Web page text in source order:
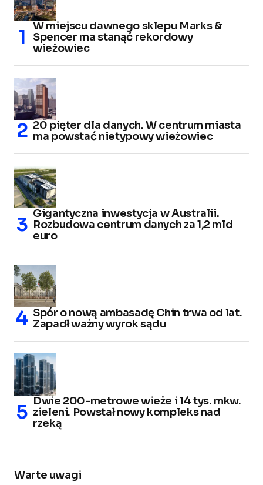
W miejscu dawnego sklepu Marks &
Spencer ma stanąć rekordowy
wieżowiec
20 pięter dla danych. W centrum miasta
ma powstać nietypowy wieżowiec
Gigantyczna inwestycja w Australii.
Rozbudowa centrum danych za 1,2 mld
euro
Spór o nową ambasadę Chin trwa od lat.
Zapadł ważny wyrok sądu
Dwie 200-metrowe wieże i 14 tys. mkw.
zieleni. Powstał nowy kompleks nad
rzeką
Warte uwagi